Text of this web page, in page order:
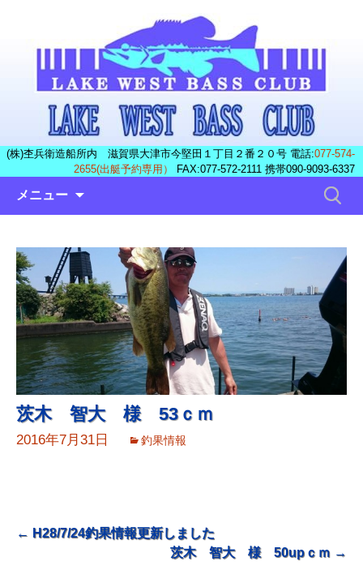
(株)杢兵衛造船所内 滋賀県大津市今堅田１丁目２番２０号 電話:077-574-
2655(出艇予約専用）
FAX:077-572-2111 携帯090-9093-6337
メニュー
ツ
へ
ス
キ
プ
検
索:
茨木 智大 様 53ｃｍ
2016年7月31日 釣果情報
← H28/7/24釣果情報更新しました
茨木 智大 様 50upｃｍ →